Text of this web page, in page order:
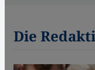
Die